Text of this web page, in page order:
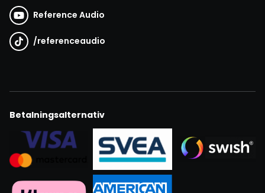
Reference Audio
/referenceaudio
Betalningsalternativ